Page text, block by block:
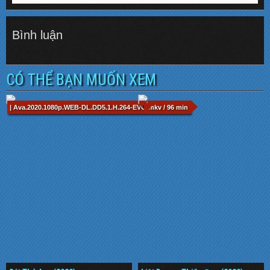
Bình luận
CÓ THỂ BẠN MUỐN XEM
| Ava.2020.1080p.WEB-DL.DD5.1.H.264-EVO.mkv / 96 min